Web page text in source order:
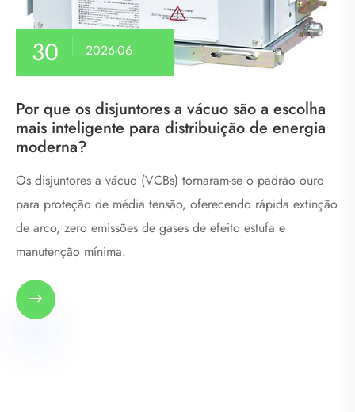
30 2026-06
Por que os disjuntores a vácuo são a escolha
mais inteligente para distribuição de energia
moderna?
Os disjuntores a vácuo (VCBs) tornaram-se o padrão ouro
para proteção de média tensão, oferecendo rápida extinção
de arco, zero emissões de gases de efeito estufa e
manutenção mínima.
